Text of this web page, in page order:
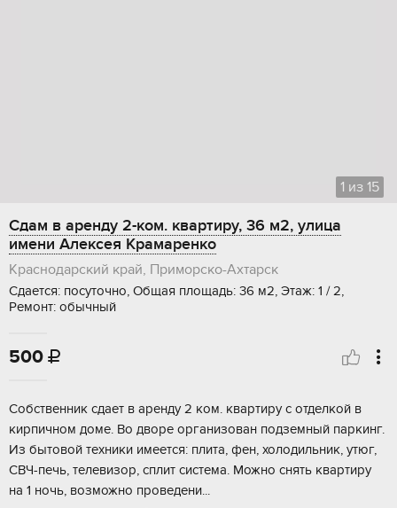
1 из 15
Сдам в аренду 2-ком. квартиру, 36 м2, улица
имени Алексея Крамаренко
Краснодарский край, Приморско-Ахтарск
Сдается: посуточно, Общая площадь: 36 м2, Этаж: 1 / 2,
Ремонт: обычный
500 
Собственник сдает в аренду 2 ком. квартиру с отделкой в
кирпичном доме. Во дворе организован подземный паркинг.
Из бытовой техники имеется: плита, фен, холодильник, утюг,
СВЧ-печь, телевизор, сплит система. Можно снять квартиру
на 1 ночь, возможно проведени...